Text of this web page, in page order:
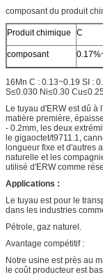
composant du produit
Produit chimique C
composant
16Mn C : 0.13~0.19 SI :
S≤0.030 Ni≤0.30 Cu≤0.25
Le tuyau d'ERW est dû
matière première,
- 0.2mm, les deux
le gigaoctet/t9711.1,
longueur fixe et d'autres
naturelle et les
utilisé d'ERW comme
Applications :
Le tuyau est pour le
dans les industries
Pétrole, gaz naturel.
Avantage compétitif :
Notre usine est près au
le coût producteur est